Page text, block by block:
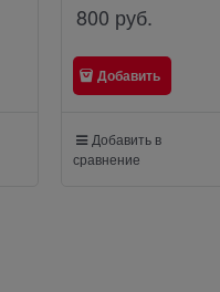
800 руб.
Добавить
Добавить в
сравнение